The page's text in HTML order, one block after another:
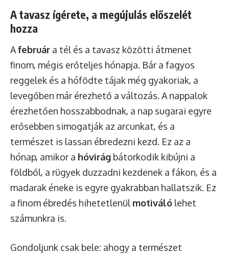
A tavasz ígérete, a megújulás előszelét
hozza
Afebruár a tél és a tavasz közötti átmenet
finom, mégis erőteljes hónapja. Bár a fagyos
reggelek és a hófödte tájak még gyakoriak, a
levegőben már érezhető a változás. A nappalok
érezhetően hosszabbodnak, a nap sugarai egyre
erősebben simogatják az arcunkat, és a
természet is lassan ébredezni kezd. Ez az a
hónap, amikor a hóvirág bátorkodik kibújni a
földből, a rügyek duzzadni kezdenek a fákon, és a
madarak éneke is egyre gyakrabban hallatszik. Ez
a finom ébredés hihetetlenül motiváló lehet
számunkra is.
Gondoljunk csak bele: ahogy a természet